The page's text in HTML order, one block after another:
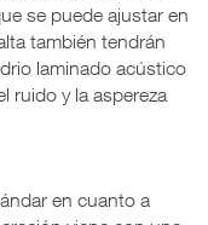
se puede ajustar en
también tendrán
laminado acústico
ruido y la aspereza
en cuanto a